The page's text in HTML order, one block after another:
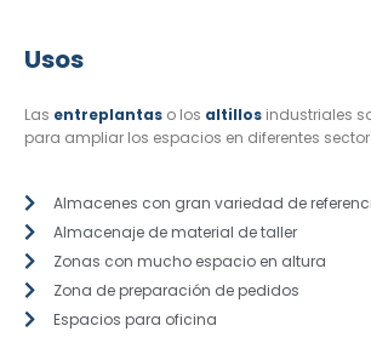
Usos
Las entreplantas o los altillos industriales
para ampliar los espacios en diferentes
Almacenes con gran variedad de
Almacenaje de material de taller
Zonas con mucho espacio en altura
Zona de preparación de pedidos
Espacios para oficina